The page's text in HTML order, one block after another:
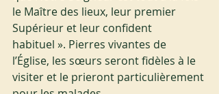
le Maître des lieux, leur premier
Supérieur et leur confident
habituel ». Pierres vivantes de
l’Église, les sœurs seront fidèles à le
visiter et le prieront particulièrement